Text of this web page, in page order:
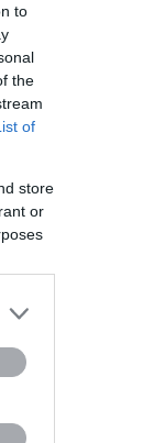
to
the
of
store
or